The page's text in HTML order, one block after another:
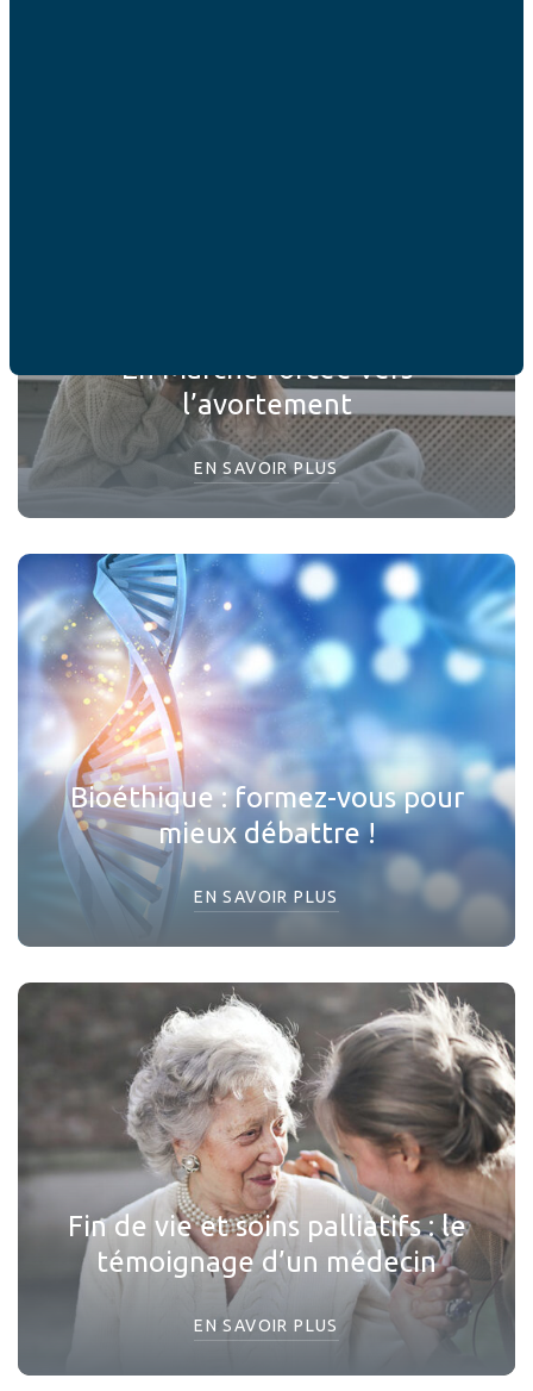
En Marche forcée vers
l’avortement
EN SAVOIR PLUS
Bioéthique : formez-vous pour
mieux débattre !
EN SAVOIR PLUS
Fin de vie et soins palliatifs : le
témoignage d’un médecin
EN SAVOIR PLUS